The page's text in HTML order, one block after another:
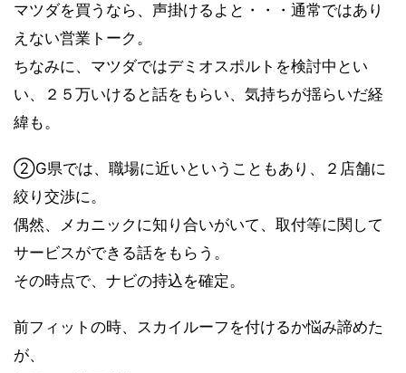
マツダを買うなら、声掛けるよと・・・通常ではあり
えない営業トーク。
ちなみに、マツダではデミオスポルトを検討中とい
い、２５万いけると話をもらい、気持ちが揺らいだ経
緯も。
②G県では、職場に近いということもあり、２店舗に
絞り交渉に。
偶然、メカニックに知り合いがいて、取付等に関して
サービスができる話をもらう。
その時点で、ナビの持込を確定。
前フィットの時、スカイルーフを付けるか悩み諦めた
が、